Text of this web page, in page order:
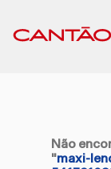
Não
"maxi-